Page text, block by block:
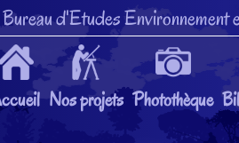
d'Etudes Environnement
Nos projets Photothèque